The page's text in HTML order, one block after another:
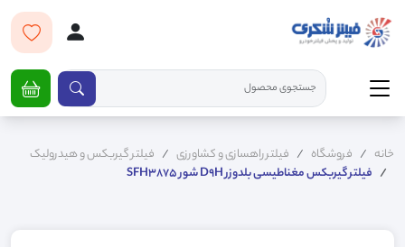
خانه فروشگاه فیلتر راهسازی و کشاورزی
فیلتر گیربکس و هیدرولیک
فیلتر گیربکس مغناطیسی بلدوزر D9H شور SFH3875